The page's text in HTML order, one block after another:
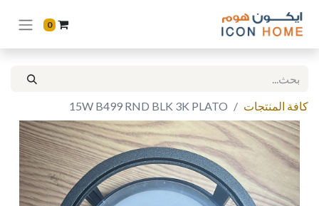
0
كافة المنتجات 15W B499 RND BLK 3K PLATO